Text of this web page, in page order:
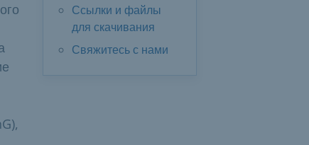
Ссылки и файлы
для скачивания
Свяжитесь с нами